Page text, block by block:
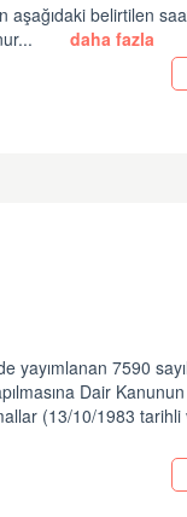
aşağıdaki belirtilen
daha fazla
yayımlanan 7590
Dair
(13/10/1983